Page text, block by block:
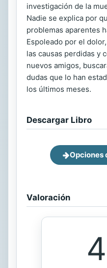
investigación de la
Nadie se explica por
problemas aparentes
Espoleado por el
las causas perdidas y
nuevos amigos,
dudas que lo han
los últimos meses.
Descargar Libro
Opciones
Valoración